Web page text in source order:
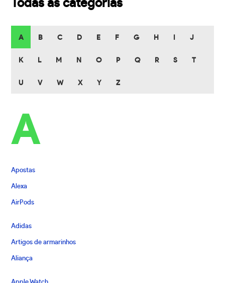
Todas as categorias
A B C D E F G H J
K L M N O P Q R S T
U V W X Y Z
A
Apostas
Alexa
AirPods
Adidas
Artigos de armarinhos
Aliança